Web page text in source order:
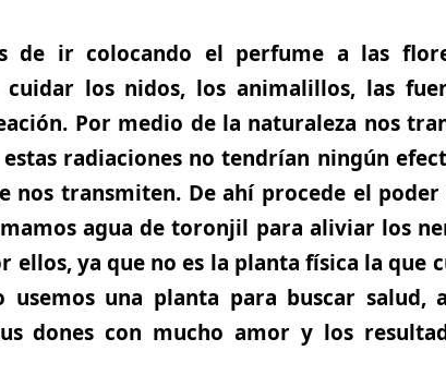
de ir colocando el perfume a las
los nidos, los animalillos, las
Por medio de la naturaleza nos
radiaciones no tendrían ningún
nos transmiten. De ahí procede el
agua de toronjil para aliviar los
ellos, ya que no es la planta física la que
usemos una planta para buscar
dones con mucho amor y los